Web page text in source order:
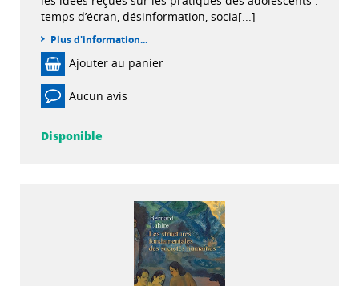
temps d’écran, désinformation, socia[...]
Plus d'information...
Ajouter au panier
Aucun avis
Disponible